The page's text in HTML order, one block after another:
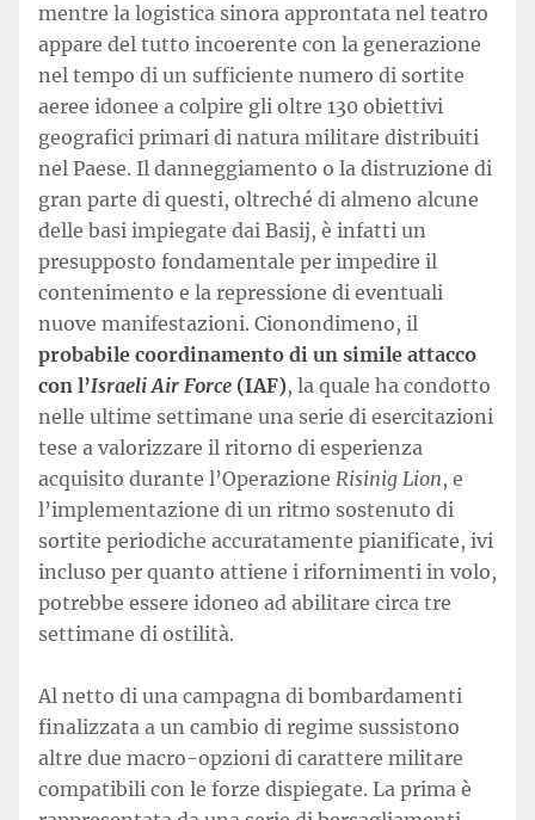
mentre la logistica sinora approntata nel teatro
appare del tutto incoerente con la generazione
nel tempo di un sufficiente numero di sortite
aeree idonee a colpire gli oltre 130 obiettivi
geografici primari di natura militare distribuiti
nel Paese. Il danneggiamento o la distruzione di
gran parte di questi, oltreché di almeno alcune
delle basi impiegate dai Basij, è infatti un
presupposto fondamentale per impedire il
contenimento e la repressione di eventuali
nuove manifestazioni. Cionondimeno, il
probabile coordinamento di un simile attacco
con l’Israeli Air Force (IAF), la quale ha condotto
nelle ultime settimane una serie di esercitazioni
tese a valorizzare il ritorno di esperienza
acquisito durante l’Operazione Risinig Lion, e
l’implementazione di un ritmo sostenuto di
sortite periodiche accuratamente pianificate, ivi
incluso per quanto attiene i rifornimenti in volo,
potrebbe essere idoneo ad abilitare circa tre
settimane di ostilità.
Al netto di una campagna di bombardamenti
finalizzata a un cambio di regime sussistono
altre due macro-opzioni di carattere militare
compatibili con le forze dispiegate. La prima è